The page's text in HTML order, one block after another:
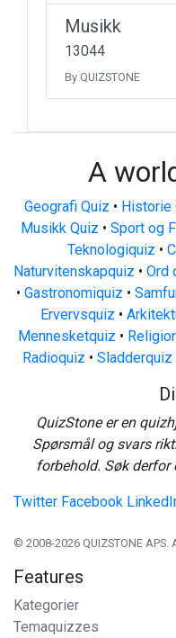
Musikk
13044
By QUIZSTONE
A
Geografi Quiz • Historie
Musikk Quiz • Sport og
Teknologiquiz •
Naturvitenskapquiz • Ord
• Gastronomiquiz •
Ervervsquiz •
Mennesketquiz •
Radioquiz • Sladderquiz
QuizStone er en
Spørsmål og svars
forbehold. Søk
Twitter Facebook
© 2008-2026 QUIZSTONE APS.
Features
Kategorier
Temaquizzes